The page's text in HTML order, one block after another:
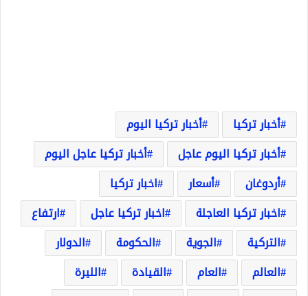
أخبار تركيا
أخبار تركيا اليوم
أخبار تركيا اليوم عاجل
أخبار تركيا عاجل اليوم
أردوغان
أسعار
اخبار تركيا
اخبار تركيا العاجلة
اخبار تركيا عاجل
ارتفاع
التركية
الجوية الحكومة
الدولار
العالم
العام القيادة
الليرة